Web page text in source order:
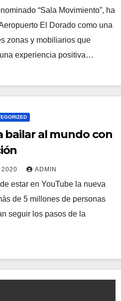
“Sala Movimiento”, ha
El Dorado como una
zonas y mobiliarios que
experiencia positiva…
bailar al mundo con
2020 ADMIN
estar en YouTube la nueva
de 5 millones de personas
seguir los pasos de la